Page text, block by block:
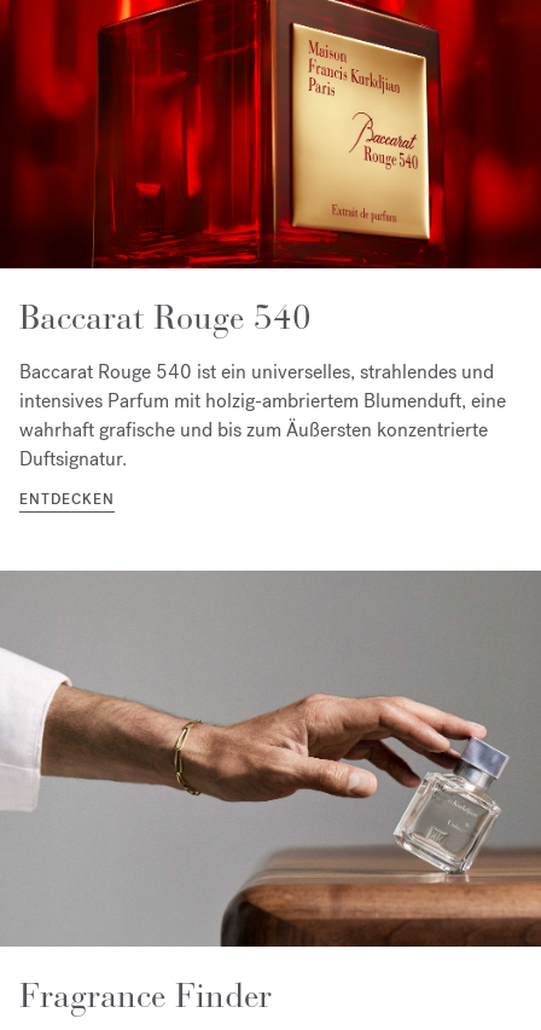
Baccarat Rouge 540
Baccarat Rouge 540 ist ein universelles, strahlendes und
intensives Parfum mit holzig-ambriertem Blumenduft, eine
wahrhaft grafische und bis zum Äußersten konzentrierte
Duftsignatur.
ENTDECKEN
Fragrance Finder